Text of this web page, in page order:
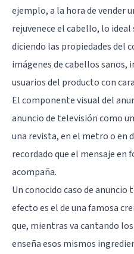
ejemplo, a la hora de vender
rejuvenece el cabello, lo
diciendo las propiedades del
imágenes de cabellos sanos,
usuarios del producto con
El componente visual del
anuncio de televisión como
una revista, en el metro o en
recordado que el mensaje en
acompaña.
Un conocido caso de anuncio
efecto es el de una famosa
que, mientras va cantando
enseña esos mismos